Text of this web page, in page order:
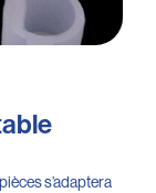
s’adaptera